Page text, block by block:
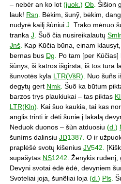
– nebėr an ko lot (juok.) Ob. Šišion
lauk! Rsn. Bėkim, šunỹ, bėkim,
nudyrė kailį šùniui J. Trako mėnuo
tranka J. Šuõ čia nusireikalautų
Jnš. Kap Kūčia būna, einam
bernas bus Dg. Po tam [per
šùnys; iš katros išgirsta, iš tos tura
šunvotės kyla LTR(VšR). Nuo šuñs
degytų gert Nmk. Šuõ ka būtum
barzos trys plaukiukai – tas piktas
LTR(Kln). Kai šuo kaukia, tai kas
anglis trinti ir dėti šunie į lakalą
Neduok duonos – šùn atduosiu (d.)
šunìms dalinsiu JD1387. O ir
praplėšė svotų kišenius JV542.
supašytas NS1242. Ženykis rudenį,
Devyni svotai ėdė ėdė, devyniem
Svoteliai joja, šunẽliai loja (d.) Pls.